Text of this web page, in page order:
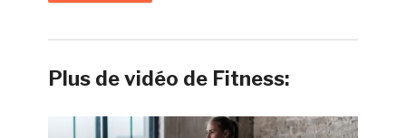
Plus de vidéo de Fitness: